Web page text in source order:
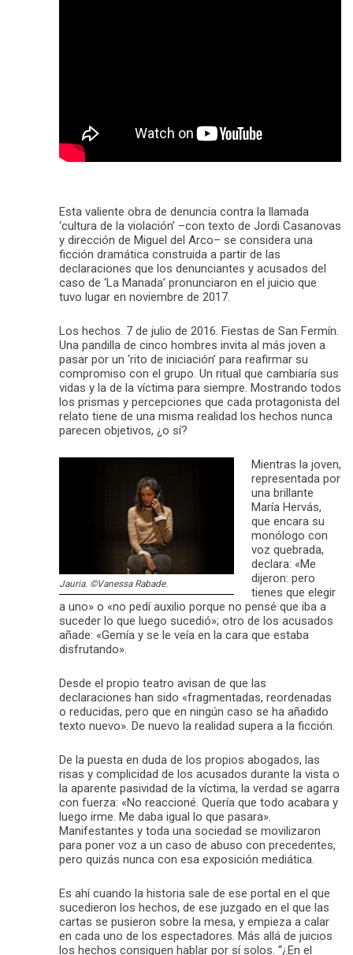
Esta valiente obra de denuncia contra la llamada
‘cultura de la violación’ –con texto de Jordi Casanovas
y dirección de Miguel del Arco– se considera una
ficción dramática construida a partir de las
declaraciones que los denunciantes y acusados del
caso de ‘La Manada’ pronunciaron en el juicio que
tuvo lugar en noviembre de 2017.
Los hechos. 7 de julio de 2016. Fiestas de San Fermín.
Una pandilla de cinco hombres invita al más joven a
pasar por un ‘rito de iniciación’ para reafirmar su
compromiso con el grupo. Un ritual que cambiaría sus
vidas y la de la víctima para siempre. Mostrando todos
los prismas y percepciones que cada protagonista del
relato tiene de una misma realidad los hechos nunca
parecen objetivos, ¿o sí?
Jauria. ©Vanessa Rabade.
Mientras la joven,
representada por
una brillante
María Hervás,
que encara su
monólogo con
voz quebrada,
declara: «Me
dijeron: pero
tienes que elegir
a uno» o «no pedí auxilio porque no pensé que iba a
suceder lo que luego sucedió»; otro de los acusados
añade: «Gemía y se le veía en la cara que estaba
disfrutando».
Desde el propio teatro avisan de que las
declaraciones han sido «fragmentadas, reordenadas
o reducidas, pero que en ningún caso se ha añadido
texto nuevo». De nuevo la realidad supera a la ficción.
De la puesta en duda de los propios abogados, las
risas y complicidad de los acusados durante la vista o
la aparente pasividad de la víctima, la verdad se agarra
con fuerza: «No reaccioné. Quería que todo acabara y
luego irme. Me daba igual lo que pasara».
Manifestantes y toda una sociedad se movilizaron
para poner voz a un caso de abuso con precedentes,
pero quizás nunca con esa exposición mediática.
Es ahí cuando la historia sale de ese portal en el que
sucedieron los hechos, de ese juzgado en el que las
cartas se pusieron sobre la mesa, y empieza a calar
en cada uno de los espectadores. Más allá de juicios
los hechos consiguen hablar por sí solos. “¿En el